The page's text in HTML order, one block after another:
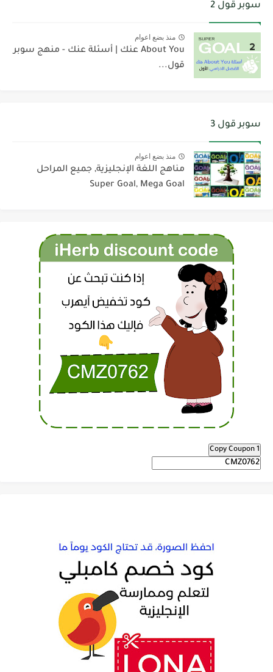
سوبر قول 2
منذ بضع اعوام
About You عنك | أسئلة عنك - منهج سوبر
قول...
سوبر قول 3
منذ بضع اعوام
مناهج اللغة الإنجليزية, جميع المراحل
Super Goal, Mega Goal
Copy Coupon 1